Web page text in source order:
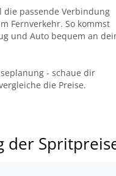
passende Verbindung
Fernverkehr. So kommst
und Auto bequem an
- schaue dir
die Preise.
der